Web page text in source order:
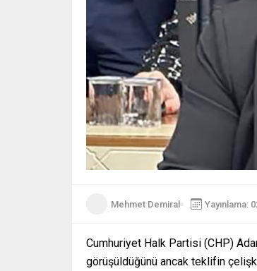
Mehmet Demiral Yayınlama:
Cumhuriyet Halk Partisi (CHP)
görüşüldüğünü ancak teklifin